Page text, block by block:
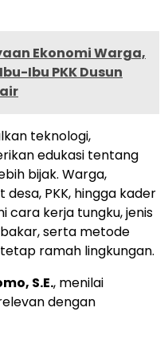
Ekonomi Warga,
Ibu PKK Dusun
teknologi,
edukasi tentang
bijak. Warga,
PKK, hingga kader
cara kerja tungku, jenis
serta metode
ramah lingkungan.
S.E., menilai
dengan